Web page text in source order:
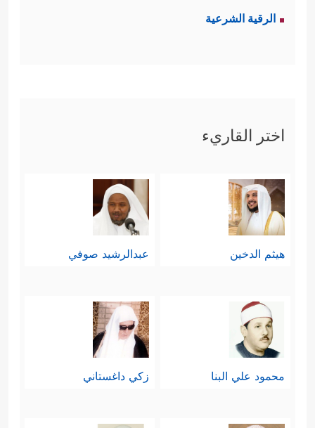
الرقية الشرعية
اختر القاريء
هيثم الدخين عبدالرشيد صوفي
محمود علي البنا زكي داغستاني